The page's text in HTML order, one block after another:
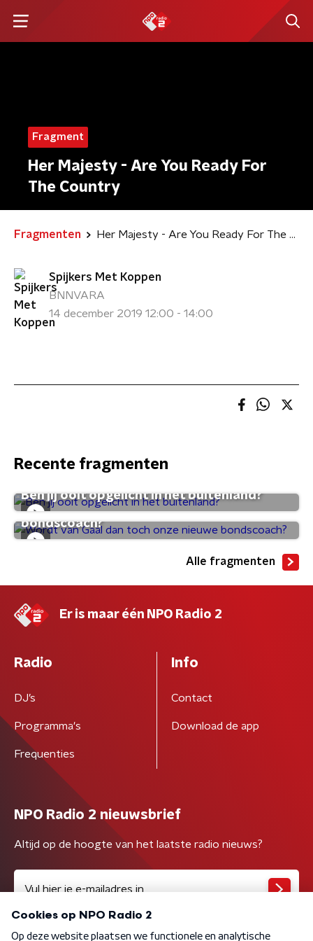
Fragment
Her Majesty - Are You Ready For
The Country
Fragmenten Her Majesty - Are You Ready For The Country
Spijkers Met Koppen
BNNVARA
14 december 2019 12:00 - 14:00
Recente fragmenten
Ben jij ooit opgelicht in het buitenland?
Wordt van Gaal dan toch onze nieuwe
bondscoach?
Alle fragmenten
Er is maar één NPO Radio 2
Radio
DJ’s
Programma's
Frequenties
Info
Contact
Download de app
NPO Radio 2 nieuwsbrief
Altijd op de hoogte van het laatste radio nieuws?